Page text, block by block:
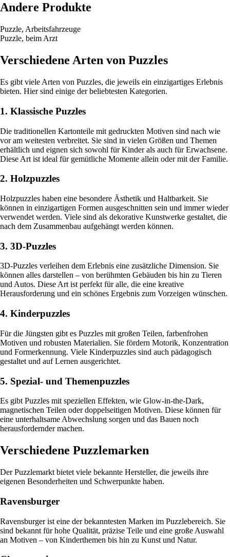
Andere Produkte
Puzzle, Arbeitsfahrzeuge
Puzzle, beim Arzt
Verschiedene Arten von Puzzles
Es gibt viele Arten von Puzzles, die jeweils ein einzigartiges Erlebnis
bieten. Hier sind einige der beliebtesten Kategorien.
1. Klassische Puzzles
Die traditionellen Kartonteile mit gedruckten Motiven sind nach wie
vor am weitesten verbreitet. Sie sind in vielen Größen und Themen
erhältlich und eignen sich sowohl für Kinder als auch für Erwachsene.
Diese Art ist ideal für gemütliche Momente allein oder mit der Familie.
2. Holzpuzzles
Holzpuzzles haben eine besondere Ästhetik und Haltbarkeit. Sie
können in einzigartigen Formen ausgeschnitten sein und immer wieder
verwendet werden. Viele sind als dekorative Kunstwerke gestaltet, die
nach dem Zusammenbau aufgehängt werden können.
3. 3D-Puzzles
3D-Puzzles verleihen dem Erlebnis eine zusätzliche Dimension. Sie
können alles darstellen – von berühmten Gebäuden bis hin zu Tieren
und Autos. Diese Art ist perfekt für alle, die eine kreative
Herausforderung und ein schönes Ergebnis zum Vorzeigen wünschen.
4. Kinderpuzzles
Für die Jüngsten gibt es Puzzles mit großen Teilen, farbenfrohen
Motiven und robusten Materialien. Sie fördern Motorik, Konzentration
und Formerkennung. Viele Kinderpuzzles sind auch pädagogisch
gestaltet und auf Lernen ausgerichtet.
5. Spezial- und Themenpuzzles
Es gibt Puzzles mit speziellen Effekten, wie Glow-in-the-Dark,
magnetischen Teilen oder doppelseitigen Motiven. Diese können für
eine unterhaltsame Abwechslung sorgen und das Bauen noch
herausfordernder machen.
Verschiedene Puzzlemarken
Der Puzzlemarkt bietet viele bekannte Hersteller, die jeweils ihre
eigenen Besonderheiten und Schwerpunkte haben.
Ravensburger
Ravensburger ist eine der bekanntesten Marken im Puzzlebereich. Sie
sind bekannt für hohe Qualität, präzise Teile und eine große Auswahl
an Motiven – von Kinderthemen bis hin zu Kunst und Natur.